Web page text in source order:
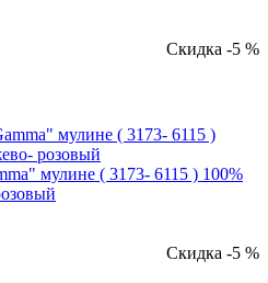
Скидка -5 %
мулине ( 3173- 6115 ) 100%
Скидка -5 %